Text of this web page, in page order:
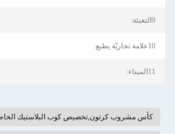
9التعبئة:
10علامة تجاريّة يطبع:
11الميناء:
كأس مشروب كرتون,تخصيص كوب البلاستيك